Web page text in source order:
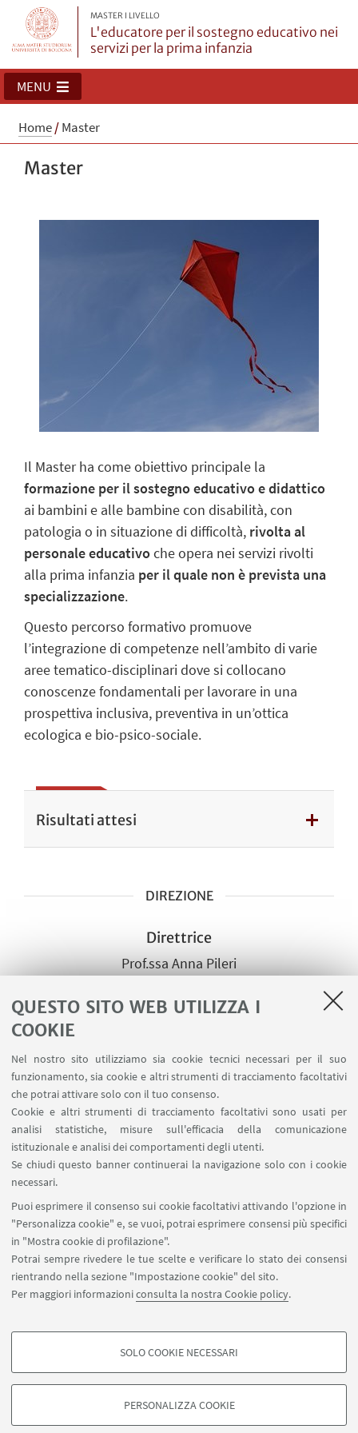
QUESTO SITO WEB UTILIZZA I
COOKIE
Nel nostro sito utilizziamo sia cookie tecnici necessari per il suo
funzionamento, sia cookie e altri strumenti di tracciamento facoltativi
che potrai attivare solo con il tuo consenso.
Cookie e altri strumenti di tracciamento facoltativi sono usati per
analisi statistiche, misure sull'efficacia della comunicazione
istituzionale e analisi dei comportamenti degli utenti.
Se chiudi questo banner continuerai la navigazione solo con i cookie
necessari.
Puoi esprimere il consenso sui cookie facoltativi attivando l'opzione in
"Personalizza cookie" e, se vuoi, potrai esprimere consensi più specifici
in "Mostra cookie di profilazione".
Potrai sempre rivedere le tue scelte e verificare lo stato dei consensi
rientrando nella sezione "Impostazione cookie" del sito.
Per maggiori informazioniconsulta la nostra Cookie policy.
COOKIE DI PROFILAZIONE - FACOLTATIVI
degli utenti, creare profili in base al loro comportamento sul sito, per analisi
di marketing.
SOLO COOKIE NECESSARI
PERSONALIZZA COOKIE
MASTER I LIVELLO
L'educatore per il sostegno educativo nei
servizi per la prima infanzia
MENU
Home/Master
Master
Il Master ha come obiettivo principale la
formazione per il sostegno educativo e didattico
ai bambini e alle bambine con disabilità, con
patologia o in situazione di difficoltà, rivolta al
personale educativoche opera nei servizi rivolti
alla prima infanzia per il quale non è prevista una
specializzazione.
Questo percorso formativo promuove
l’integrazione di competenze nell’ambito di varie
aree tematico-disciplinari dove si collocano
conoscenze fondamentali per lavorare in una
prospettiva inclusiva, preventiva in un’ottica
ecologica e bio-psico-sociale.
Risultati attesi
DIREZIONE
Direttrice
Prof.ssa Anna Pileri
dell’Educazione
Vai al sito
Referente scientifico
Prof. Roberto Dainese
Dipartimento di Scienze
dell’Educazione
“Giovanni Maria Bertin”
Vai al sito
Contatti